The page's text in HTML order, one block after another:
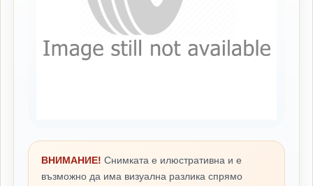
ВНИМАНИЕ! Снимката е илюстративна и е
възможно да има визуална разлика спрямо